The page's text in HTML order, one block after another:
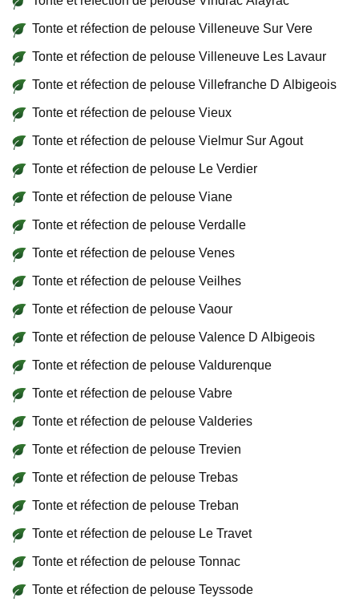
Tonte et réfection de pelouse Villeneuve Sur Vere
Tonte et réfection de pelouse Villeneuve Les Lavaur
Tonte et réfection de pelouse Villefranche D Albigeois
Tonte et réfection de pelouse Vieux
Tonte et réfection de pelouse Vielmur Sur Agout
Tonte et réfection de pelouse Le Verdier
Tonte et réfection de pelouse Viane
Tonte et réfection de pelouse Verdalle
Tonte et réfection de pelouse Venes
Tonte et réfection de pelouse Veilhes
Tonte et réfection de pelouse Vaour
Tonte et réfection de pelouse Valence D Albigeois
Tonte et réfection de pelouse Valdurenque
Tonte et réfection de pelouse Vabre
Tonte et réfection de pelouse Valderies
Tonte et réfection de pelouse Trevien
Tonte et réfection de pelouse Trebas
Tonte et réfection de pelouse Treban
Tonte et réfection de pelouse Le Travet
Tonte et réfection de pelouse Tonnac
Tonte et réfection de pelouse Teyssode